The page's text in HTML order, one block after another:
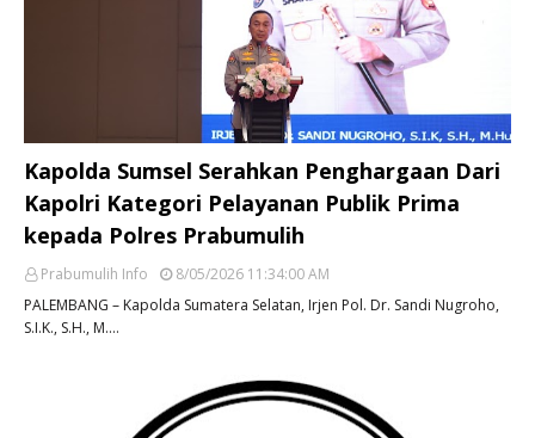
Kapolda Sumsel Serahkan Penghargaan Dari
Kapolri Kategori Pelayanan Publik Prima
kepada Polres Prabumulih
Prabumulih Info
8/05/2026 11:34:00 AM
PALEMBANG – Kapolda Sumatera Selatan, Irjen Pol. Dr. Sandi Nugroho,
S.I.K., S.H., M.…